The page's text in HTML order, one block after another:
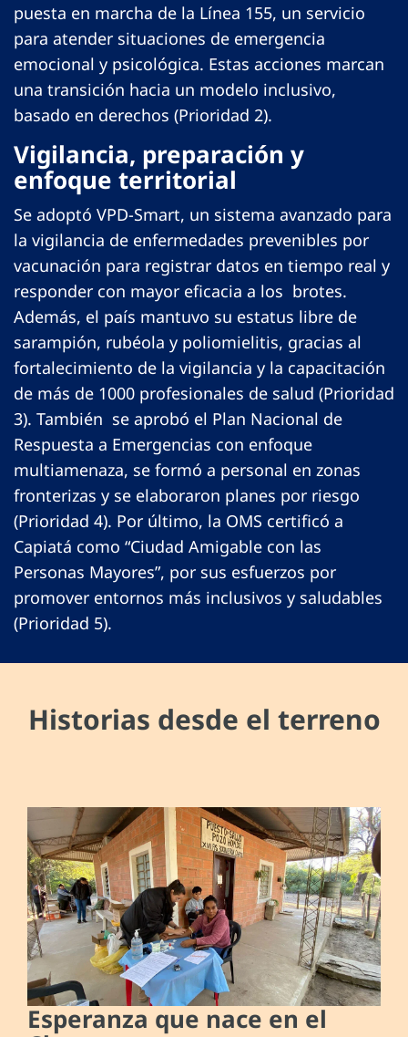
puesta en marcha de la Línea 155, un servicio
para atender situaciones de emergencia
emocional y psicológica. Estas acciones marcan
una transición hacia un modelo inclusivo,
basado en derechos (Prioridad 2).
Vigilancia, preparación y
enfoque territorial
Se adoptó VPD-Smart, un sistema avanzado para
la vigilancia de enfermedades prevenibles por
vacunación para registrar datos en tiempo real y
responder con mayor eficacia a los brotes.
Además, el país mantuvo su estatus libre de
sarampión, rubéola y poliomielitis, gracias al
fortalecimiento de la vigilancia y la capacitación
de más de 1000 profesionales de salud (Prioridad
3). También se aprobó el Plan Nacional de
Respuesta a Emergencias con enfoque
multiamenaza, se formó a personal en zonas
fronterizas y se elaboraron planes por riesgo
(Prioridad 4). Por último, la OMS certificó a
Capiatá como “Ciudad Amigable con las
Personas Mayores”, por sus esfuerzos por
promover entornos más inclusivos y saludables
(Prioridad 5).
Historias desde el terreno
Esperanza que nace en el